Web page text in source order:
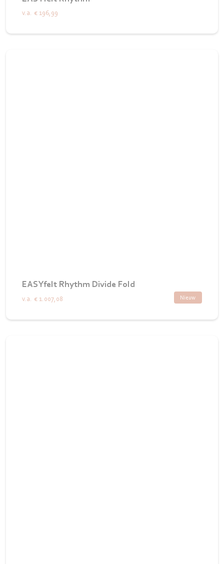
v.a. € 196,99
EASYfelt Rhythm Divide Fold
Nieuw
v.a. € 1.007,08